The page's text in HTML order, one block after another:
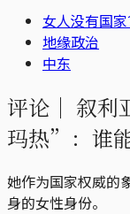
女人没有国家
地缘政治
中东
评论｜ 叙利
玛热”：谁
她作为国家权威的
身的女性身份。